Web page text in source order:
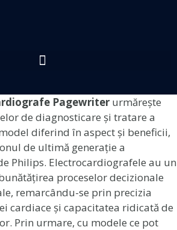
Pagewriter urmărește
de diagnosticare și tratare a
diferind în aspect și beneficii,
de ultimă generație a
Philips. Electrocardiografele au un
proceselor decizionale
remarcându-se prin precizia
cardiace și capacitatea ridicată de
Prin urmare, cu modele ce pot